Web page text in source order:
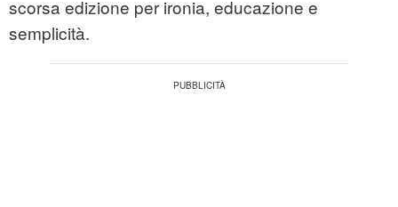
scorsa edizione per ironia, educazione e
semplicità.